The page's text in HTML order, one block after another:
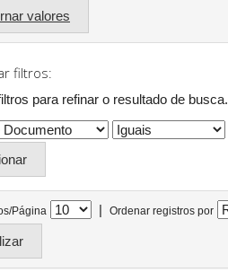
valores
filtros:
para refinar o resultado de busca.
Página | Ordenar registros por